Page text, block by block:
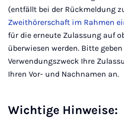
(entfällt bei der Rückmeldung
Zweithörerschaft im Rahmen
für die erneute Zulassung auf
überwiesen werden. Bitte
Verwendungszweck Ihre
Ihren Vor- und Nachnamen an.
Wichtige Hinweise: